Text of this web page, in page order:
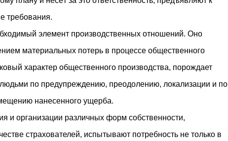
требования.
элемент производственных отношений. Оно
материальных потерь в процессе общественного
характер общественного производства, порождает
по предупреждению, преодолению, локализации и по
нанесенного ущерба.
и организации различных форм собственности,
страхователей, испытывают потребность не только в